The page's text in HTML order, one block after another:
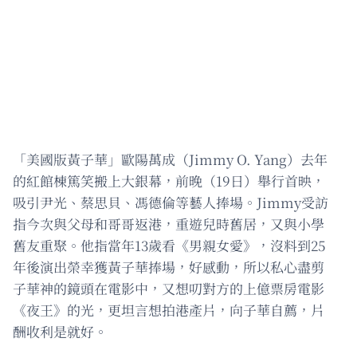
「美國版黃子華」歐陽萬成（Jimmy O. Yang）去年
的紅館棟篤笑搬上大銀幕，前晚（19日）舉行首映，
吸引尹光、蔡思貝、馮德倫等藝人捧場。Jimmy受訪
指今次與父母和哥哥返港，重遊兒時舊居，又與小學
舊友重聚。他指當年13歲看《男親女愛》，沒料到25
年後演出榮幸獲黃子華捧場，好感動，所以私心盡剪
子華神的鏡頭在電影中，又想叨對方的上億票房電影
《夜王》的光，更坦言想拍港產片，向子華自薦，片
酬收利是就好。